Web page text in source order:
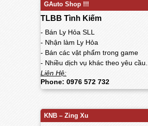
GAuto Shop !!!
TLBB Tình Kiếm
- Bán Ly Hỏa SLL
- Nhận làm Ly Hỏa
- Bán các vật phẩm trong game
- Nhiều dịch vụ khác theo yêu cầu...
Liên Hệ:
Phone: 0976 572 732
KNB – Zing Xu